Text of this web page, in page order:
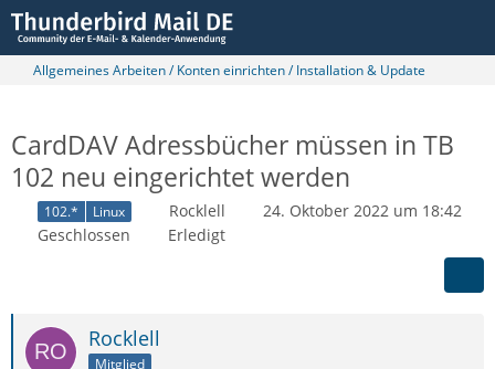
Allgemeines Arbeiten / Konten einrichten / Installation & Update
CardDAV Adressbücher müssen in TB
102 neu eingerichtet werden
102.* Linux Rocklell
24. Oktober 2022 um 18:42
Geschlossen
Erledigt
Rocklell
Mitglied